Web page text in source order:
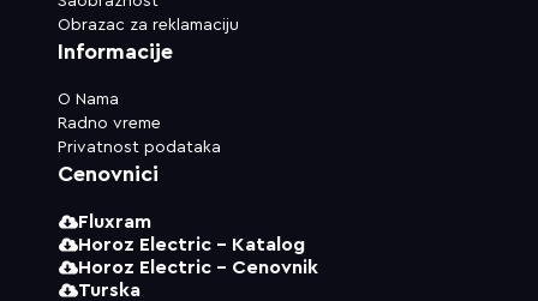
Obrazac za reklamaciju
Informacije
O Nama
Radno vreme
Privatnost podataka
Cenovnici
Fluxram
Horoz Electric - Katalog
Horoz Electric - Cenovnik
Turska